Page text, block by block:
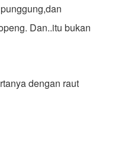
Dan..itu bukan
dengan raut